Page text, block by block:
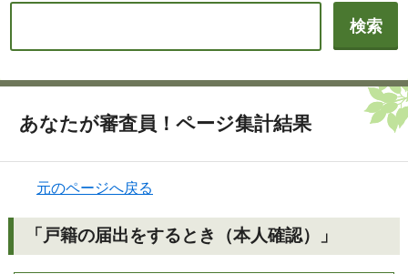
あなたが審査員！ページ集計結果
元のページへ戻る
「戸籍の届出をするとき（本人確認）」